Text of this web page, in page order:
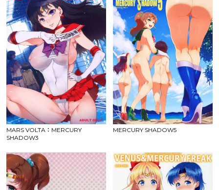
MARS VOLTA：MERCURY
SHADOW3
MERCURY SHADOW5